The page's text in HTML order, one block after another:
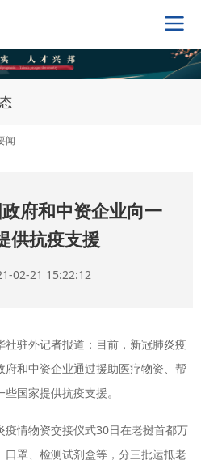
导
切
换
闻
府和中资企业向一
供抗疫支援
02-21 15:22:12
驻外记者报道：目前，新冠肺炎疫
和中资企业通过援助医疗物资、帮
国家提供抗疫支援。
情物资交接仪式30日在老挝首都万
罩、检测试剂盒等，分三批运抵老